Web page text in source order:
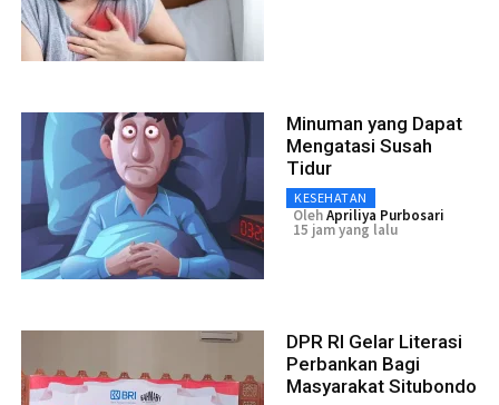
Minuman yang Dapat
Mengatasi Susah
Tidur
KESEHATAN
OlehApriliya Purbosari
15 jam yang lalu
DPR RI Gelar Literasi
Perbankan Bagi
Masyarakat Situbondo